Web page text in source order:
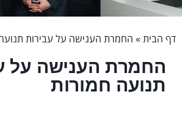
דף הבית » החמרת הענישה על עבירות
החמרת הענישה על
תנועה חמורות